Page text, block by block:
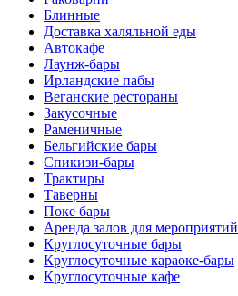
Блинные
Доставка халяльной еды
Автокафе
Лаунж-бары
Ирландские пабы
Веганские рестораны
Закусочные
Раменичные
Бельгийские бары
Спикизи-бары
Трактиры
Таверны
Поке бары
Аренда залов для мероприятий
Круглосуточные бары
Круглосуточные караоке-бары
Круглосуточные кафе